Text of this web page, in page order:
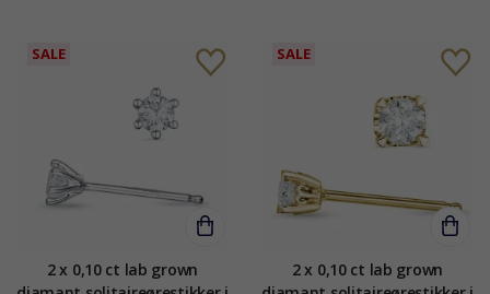
SALE
2 x 0,10 ct lab grown
SALE
2 x 0,10 ct lab grown